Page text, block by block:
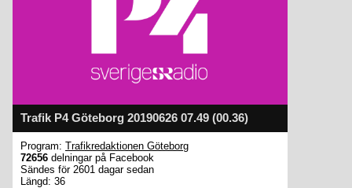
Trafik P4 Göteborg 20190626 07.49 (00.36)
Program: Trafikredaktionen Göteborg
72656 delningar på Facebook
Sändes för 2601 dagar sedan
Längd: 36